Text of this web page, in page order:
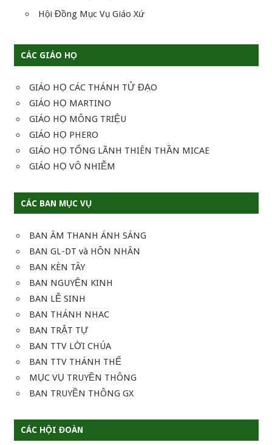
Hội Đồng Mục Vụ Giáo Xứ
CÁC GIÁO HỌ
GIÁO HỌ CÁC THÁNH TỬ ĐẠO
GIÁO HỌ MARTINO
GIÁO HỌ MÔNG TRIỆU
GIÁO HỌ PHERO
GIÁO HỌ TỔNG LÃNH THIÊN THẦN MICAE
GIÁO HỌ VÔ NHIỄM
CÁC BAN MỤC VỤ
BAN ÂM THANH ÁNH SÁNG
BAN GL-DT và HÔN NHÂN
BAN KÈN TÂY
BAN NGUYỆN KINH
BAN LỄ SINH
BAN THÁNH NHAC
BAN TRẬT TỰ
BAN TTV LỜI CHÚA
BAN TTV THÁNH THỂ
MỤC VỤ TRUYỀN THÔNG
BAN TRUYỀN THÔNG GX
CÁC HỘI ĐOÀN